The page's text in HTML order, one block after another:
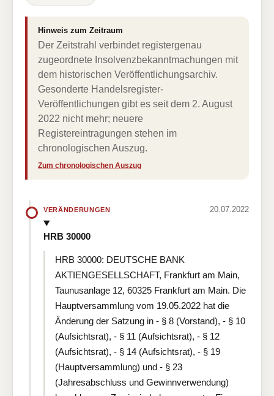
Hinweis zum Zeitraum
Der Zeitstrahl verbindet registergenau
zugeordnete Insolvenzbekanntmachungen mit
dem historischen Veröffentlichungsarchiv.
Gesonderte Handelsregister-
Veröffentlichungen gibt es seit dem 2. August
2022 nicht mehr; neuere
Registereintragungen stehen im
chronologischen Auszug.
Zum chronologischen Auszug
VERÄNDERUNGEN 20.07.2022
HRB 30000
HRB 30000: DEUTSCHE BANK
AKTIENGESELLSCHAFT, Frankfurt am Main,
Taunusanlage 12, 60325 Frankfurt am Main. Die
Hauptversammlung vom 19.05.2022 hat die
Änderung der Satzung in - § 8 (Vorstand), - § 10
(Aufsichtsrat), - § 11 (Aufsichtsrat), - § 12
(Aufsichtsrat), - § 14 (Aufsichtsrat), - § 19
(Hauptversammlung) und - § 23
(Jahresabschluss und Gewinnverwendung)